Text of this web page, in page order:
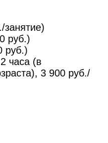
занятие)
руб.)
руб.)
часа (в
3 900 руб./